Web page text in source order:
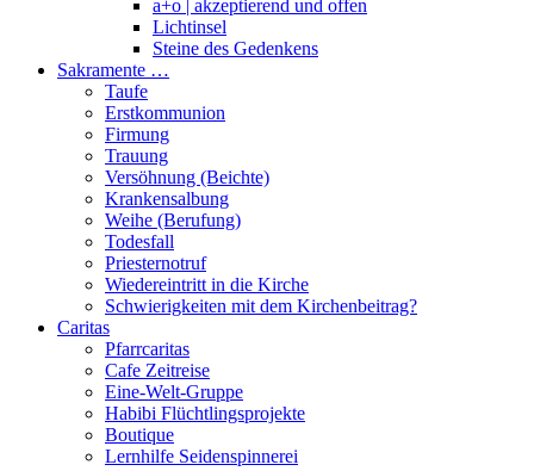
a+o | akzeptierend und offen
Lichtinsel
Steine des Gedenkens
Sakramente …
Taufe
Erstkommunion
Firmung
Trauung
Versöhnung (Beichte)
Krankensalbung
Weihe (Berufung)
Todesfall
Priesternotruf
Wiedereintritt in die Kirche
Schwierigkeiten mit dem Kirchenbeitrag?
Caritas
Pfarrcaritas
Cafe Zeitreise
Eine-Welt-Gruppe
Habibi Flüchtlingsprojekte
Boutique
Lernhilfe Seidenspinnerei